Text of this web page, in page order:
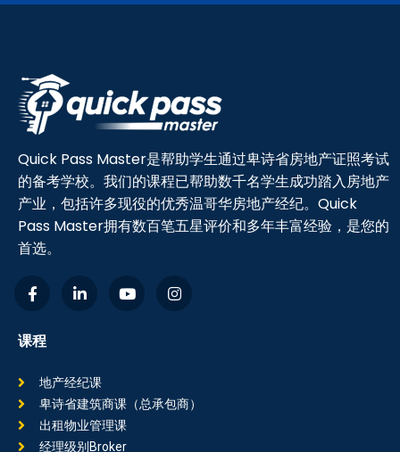
Quick Pass Master是帮助学生通过卑诗省房地产证照考试
的备考学校。我们的课程已帮助数千名学生成功踏入房地产
产业，包括许多现役的优秀温哥华房地产经纪。Quick
Pass Master拥有数百笔五星评价和多年丰富经验，是您的
首选。
课程
地产经纪课
卑诗省建筑商课（总承包商）
出租物业管理课
经理级别Broker